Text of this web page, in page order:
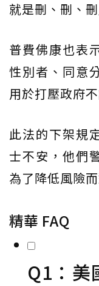
就是刪、刪、刪
普費佛康也表
性別者、同意
用於打壓政府
此法的下架規
士不安，他們
為了降低風險
精華 FAQ
Q1：美